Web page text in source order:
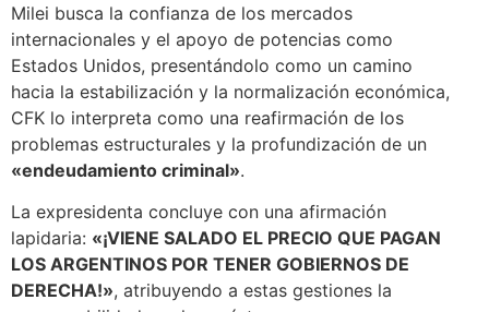
Milei busca la confianza de los mercados
internacionales y el apoyo de potencias como
Estados Unidos, presentándolo como un camino
hacia la estabilización y la normalización económica,
CFK lo interpreta como una reafirmación de los
problemas estructurales y la profundización de un
«endeudamiento criminal».
La expresidenta concluye con una afirmación
lapidaria: «¡VIENE SALADO EL PRECIO QUE PAGAN
LOS ARGENTINOS POR TENER GOBIERNOS DE
DERECHA!», atribuyendo a estas gestiones la